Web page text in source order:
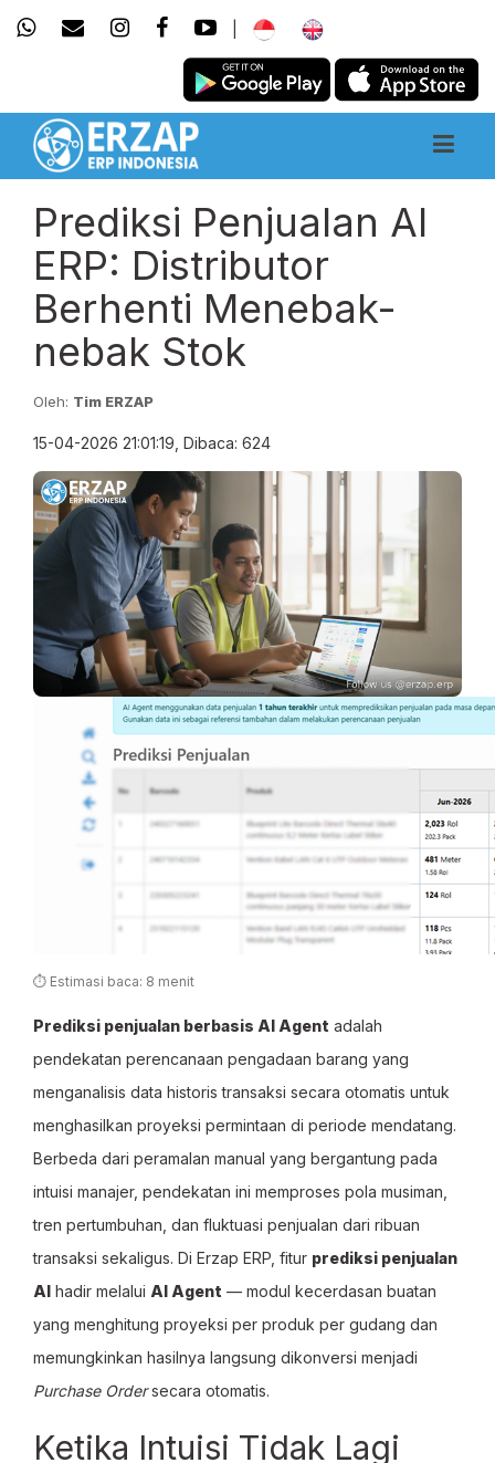
Prediksi Penjualan AI
ERP: Distributor
Berhenti Menebak-
nebak Stok
Oleh: Tim ERZAP
15-04-2026 21:01:19, Dibaca: 624
⏱ Estimasi baca: 8 menit
Prediksi penjualan berbasis AI Agent adalah
pendekatan perencanaan pengadaan barang yang
menganalisis data historis transaksi secara otomatis untuk
menghasilkan proyeksi permintaan di periode mendatang.
Berbeda dari peramalan manual yang bergantung pada
intuisi manajer, pendekatan ini memproses pola musiman,
tren pertumbuhan, dan fluktuasi penjualan dari ribuan
transaksi sekaligus. Di Erzap ERP, fitur prediksi penjualan
AI hadir melalui AI Agent — modul kecerdasan buatan
yang menghitung proyeksi per produk per gudang dan
memungkinkan hasilnya langsung dikonversi menjadi
Purchase Ordersecara otomatis.
Ketika Intuisi Tidak Lagi